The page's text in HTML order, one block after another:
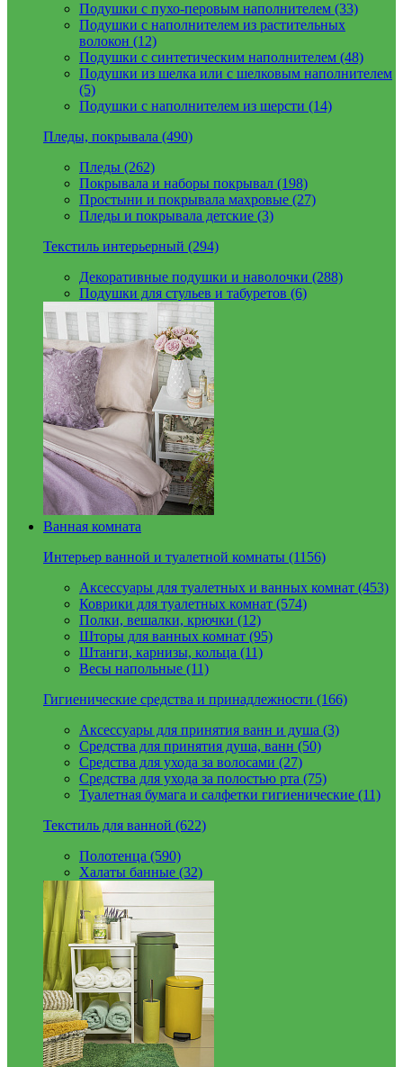
Подушки с пухо-перовым наполнителем (33)
Подушки с наполнителем из растительных
волокон (12)
Подушки с синтетическим наполнителем (48)
Подушки из шелка или с шелковым наполнителем
(5)
Подушки с наполнителем из шерсти (14)
Пледы, покрывала (490)
Пледы (262)
Покрывала и наборы покрывал (198)
Простыни и покрывала махровые (27)
Пледы и покрывала детские (3)
Текстиль интерьерный (294)
Декоративные подушки и наволочки (288)
Подушки для стульев и табуретов (6)
Ванная комната
Интерьер ванной и туалетной комнаты (1156)
Аксессуары для туалетных и ванных комнат (453)
Коврики для туалетных комнат (574)
Полки, вешалки, крючки (12)
Шторы для ванных комнат (95)
Штанги, карнизы, кольца (11)
Весы напольные (11)
Гигиенические средства и принадлежности (166)
Аксессуары для принятия ванн и душа (3)
Средства для принятия душа, ванн (50)
Средства для ухода за волосами (27)
Средства для ухода за полостью рта (75)
Туалетная бумага и салфетки гигиенические (11)
Текстиль для ванной (622)
Полотенца (590)
Халаты банные (32)